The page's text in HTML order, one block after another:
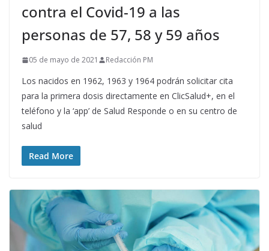
contra el Covid-19 a las
personas de 57, 58 y 59 años
05 de mayo de 2021 Redacción PM
Los nacidos en 1962, 1963 y 1964 podrán solicitar cita
para la primera dosis directamente en ClicSalud+, en el
teléfono y la ‘app’ de Salud Responde o en su centro de
salud
Read More